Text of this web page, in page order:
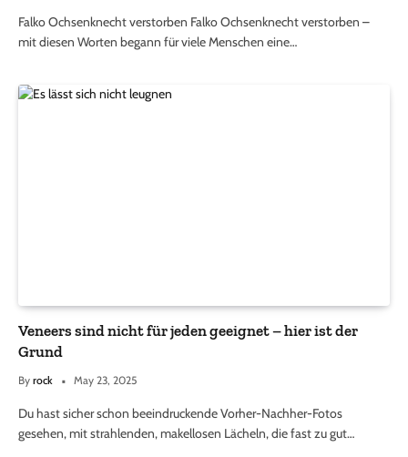
Falko Ochsenknecht verstorben Falko Ochsenknecht verstorben –
mit diesen Worten begann für viele Menschen eine…
Veneers sind nicht für jeden geeignet – hier ist der
Grund
By rock May 23, 2025
Du hast sicher schon beeindruckende Vorher-Nachher-Fotos
gesehen, mit strahlenden, makellosen Lächeln, die fast zu gut…